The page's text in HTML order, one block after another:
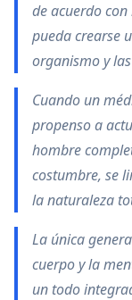
de acuerdo
pueda crearse
organismo y
Cuando un
propenso a
hombre
costumbre, se
la naturaleza
La única
cuerpo y la
un todo